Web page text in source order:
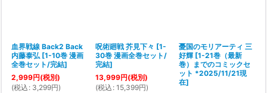
血界戦線 Back2 Back
内藤泰弘 [1-10巻 漫画
全巻セット/完結]
2,999円(税別)
(税込 : 3,299円)
呪術廻戦 芥見下々 [1-
30巻 漫画全巻セット/
完結]
13,999円(税別)
(税込 : 15,399円)
憂国のモリアーティ 三
好輝 [1-21巻（最新
巻）までのコミックセ
ット *2025/11/21現
在]